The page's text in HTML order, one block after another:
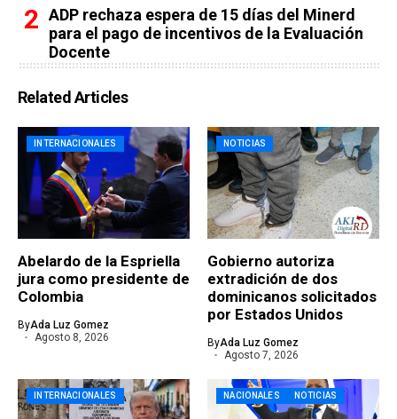
ADP rechaza espera de 15 días del Minerd
para el pago de incentivos de la Evaluación
Docente
Related Articles
INTERNACIONALES
Abelardo de la Espriella
jura como presidente de
Colombia
ByAda Luz Gomez
Agosto 8, 2026
NOTICIAS
Gobierno autoriza
extradición de dos
dominicanos solicitados
por Estados Unidos
ByAda Luz Gomez
Agosto 7, 2026
INTERNACIONALES NACIONALES NOTICIAS